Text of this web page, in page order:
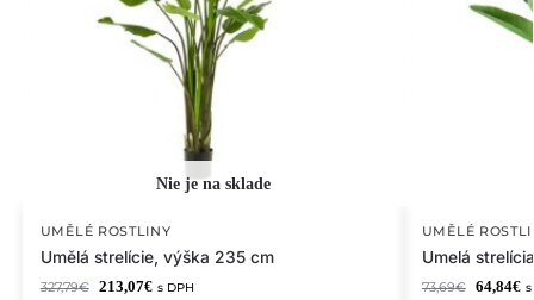
UMĚLÉ ROSTLINY
Umělá strelície, výška 235 cm
327,79€ 213,07€ s DPH
UMĚLÉ
Umelá
73,69€ 64,84€ s